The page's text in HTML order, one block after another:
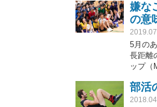
嫌な
の意
5月の
長距離
ップ（
部活